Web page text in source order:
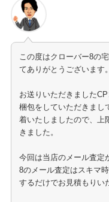
この度はクローバー8の
てありがとうございます。
お送りいただきました
梱包をしていただきまし
着いたしましたので、上
きました。
今回は当店のメール査定
8のメール査定はスキマ
するだけでお見積もりい